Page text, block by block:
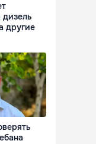
дизель
другие